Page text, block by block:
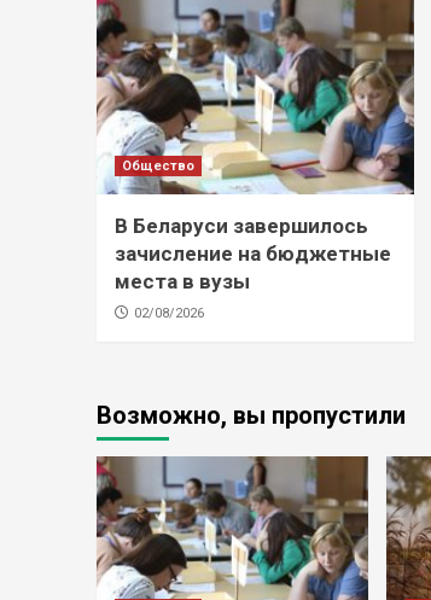
Общество
В Беларуси завершилось
зачисление на бюджетные
места в вузы
02/08/2026
Возможно, вы пропустили